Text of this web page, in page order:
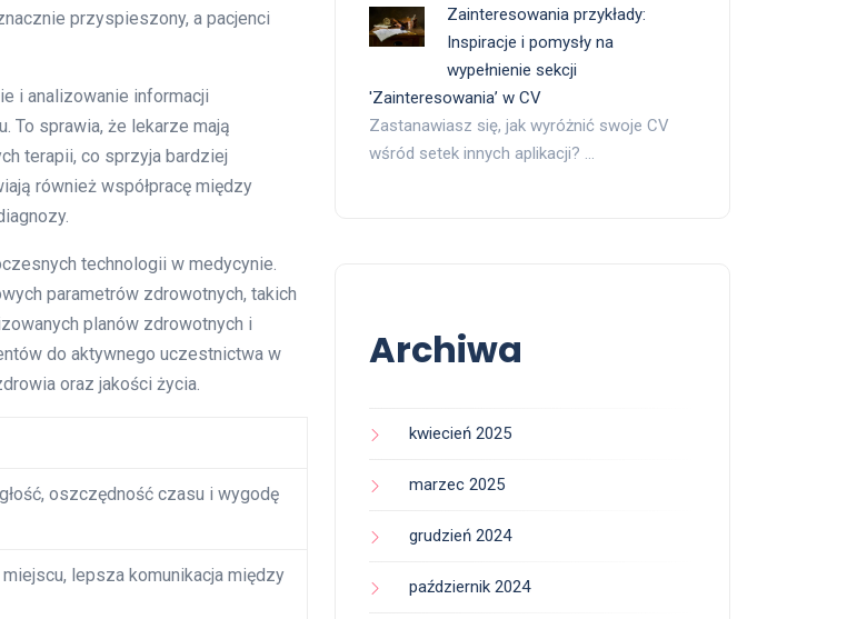
przyspieszony, a pacjenci
i analizowanie informacji
To sprawia, że lekarze mają
terapii, co sprzyja bardziej
również współpracę między
technologii w medycynie.
parametrów zdrowotnych, takich
planów zdrowotnych i
do aktywnego uczestnictwa w
oraz jakości życia.
oszczędność czasu i wygodę
lepsza komunikacja między
Zainteresowania przykłady:
Inspiracje i pomysły na
wypełnienie sekcji
'Zainteresowania’ w CV
Zastanawiasz się, jak wyróżnić swoje CV
wśród setek innych aplikacji? …
Archiwa
kwiecień 2025
marzec 2025
grudzień 2024
październik 2024